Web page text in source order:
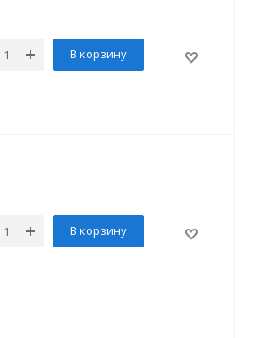
В корзину
В корзину